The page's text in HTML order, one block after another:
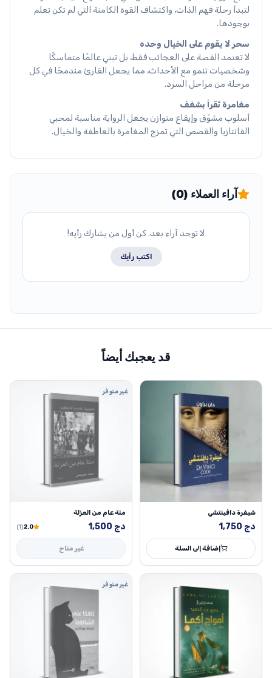
لتبدأ رحلة فهم الذات، واكتشاف القوة الكامنة التي لم تكن تعلم
بوجودها.
سحر لا يقوم على الخيال وحده
لا تعتمد القصة على العجائب فقط، بل تبني عالمًا متماسكًا
وشخصيات تنمو مع الأحداث، مما يجعل القارئ مندمجًا في كل
مرحلة من مراحل السرد.
مغامرة تُقرأ بشغف
أسلوب مشوّق وإيقاع متوازن يجعل الرواية مناسبة لمحبي
الفانتازيا والقصص التي تمزج المغامرة بالعاطفة والخيال.
آراء العملاء (0)
لا توجد آراء بعد. كن أول من يشارك رأيه!
اكتب رأيك
قد يعجبك أيضاً
شيفرة دافينتشي
1,750 دج
إضافة إلى السلة
غير متوفر
مئة عام من العزلة
1,500 دج 2.0
(1)
غير متاح
غير متوفر